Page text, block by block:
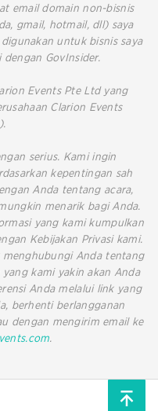
email domain non-bisnis
gmail, hotmail, dll) saya
untuk bisnis saya
GovInsider.
Events Pte Ltd yang
Clarion Events
serius. Kami ingin
kepentingan sah
Anda tentang acara,
menarik bagi Anda.
yang kami kumpulkan
Kebijakan Privasi kami.
Anda tentang
kami yakin akan Anda
Anda melalui link yang
berhenti berlangganan
dengan mengirim email ke
.